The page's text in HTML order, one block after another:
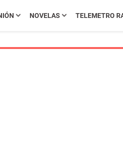
NOVELAS TELEMETRO